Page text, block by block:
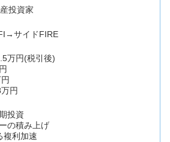
投資家
サイドFIRE
万円(税引後)
円
投資
の積み上げ
複利加速